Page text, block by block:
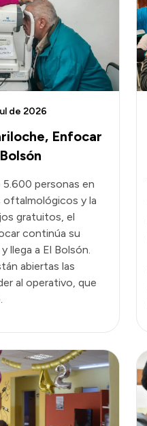
Enfocar
de 2026
5.600 personas en
y la
gratuitos, el
continúa su
llega a El Bolsón.
abiertas las
al operativo, que